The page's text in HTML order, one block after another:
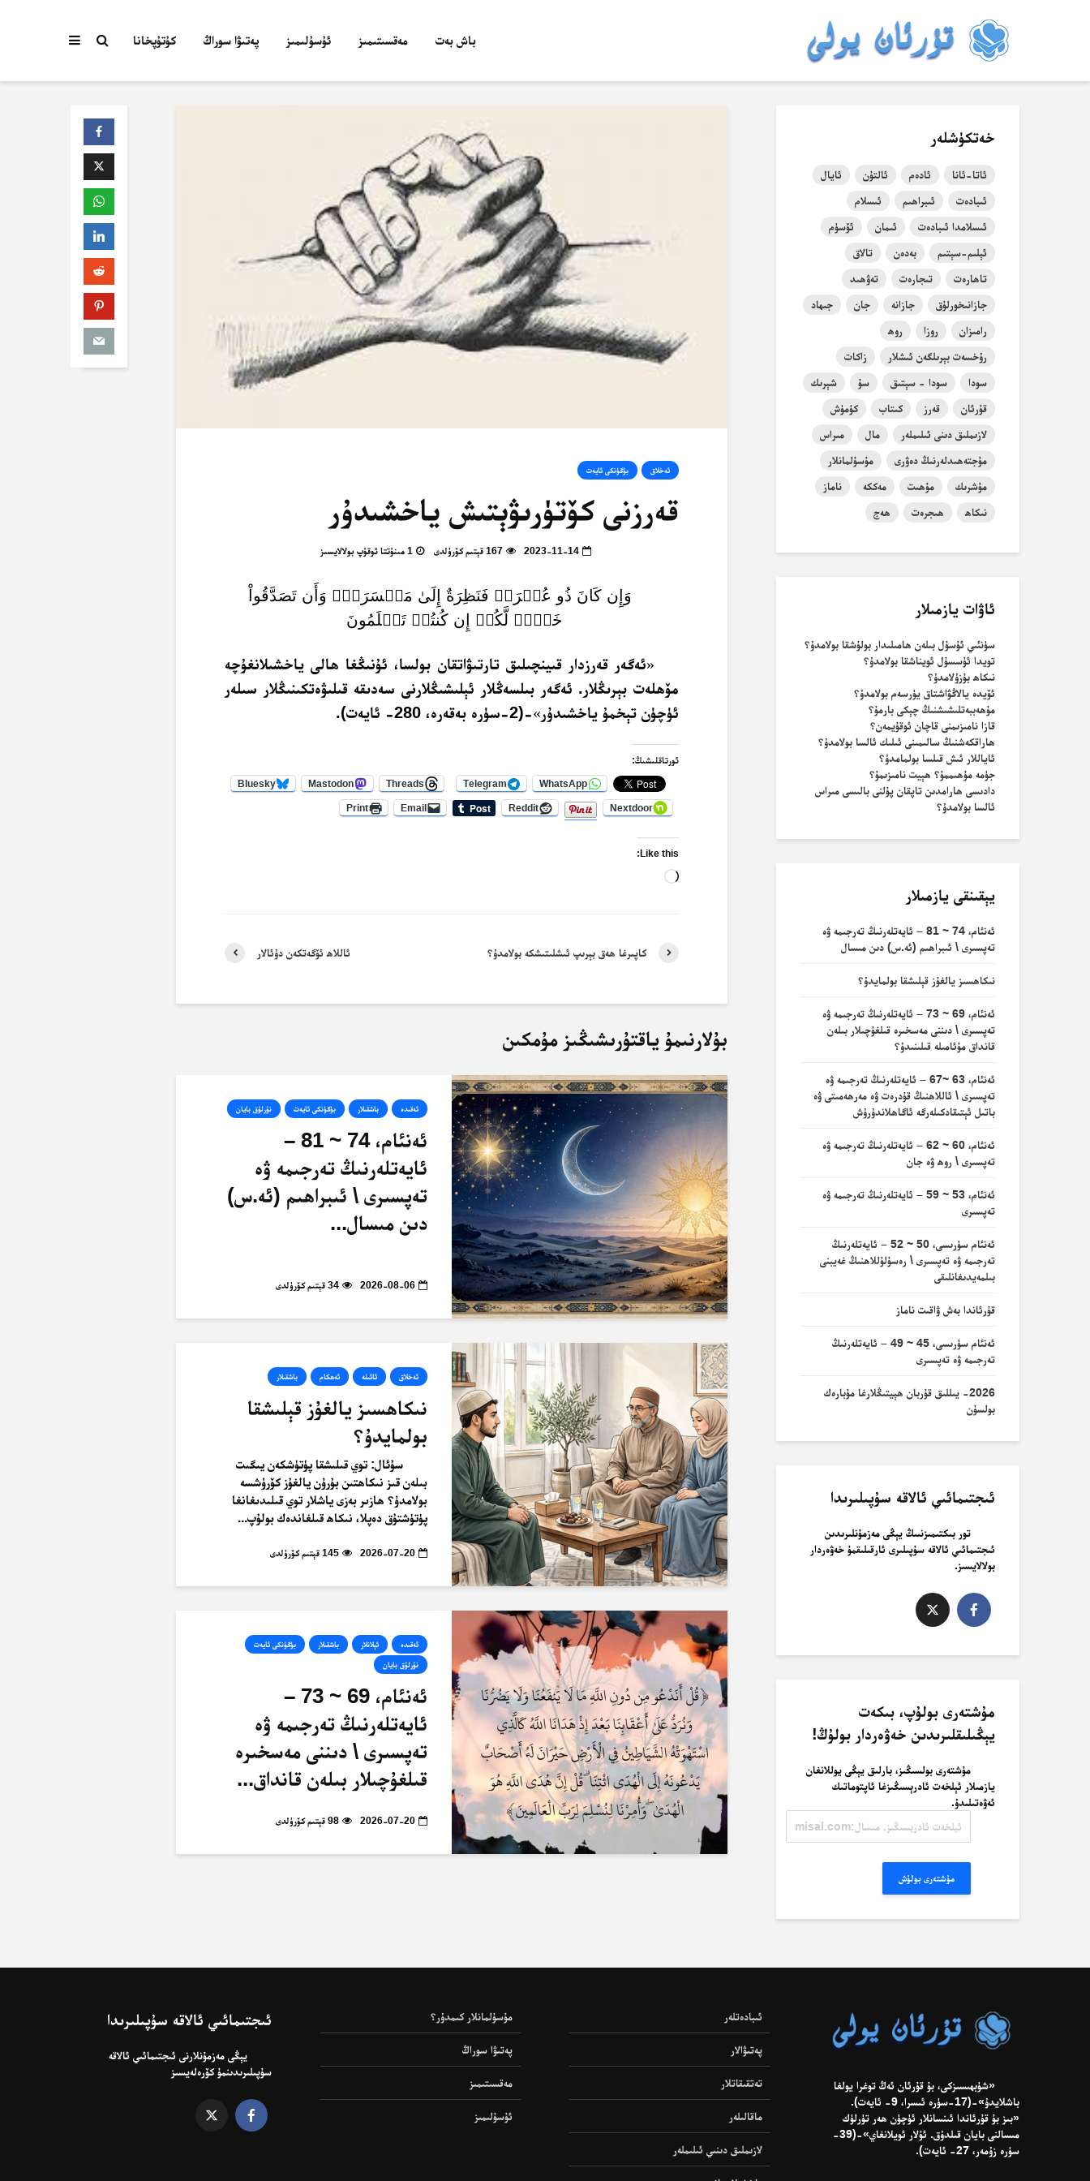
باش بەت مەقسىتىمىز ئۇسۇلىمىز پەتىۋا سوراڭ كۇتۇپخانا
ئەخلاق بۈگۈنكى ئايەت
قەرزنى كۆتۈرىۋېتىش ياخشىدۇر
2023-11-14 167 قېتىم كۆرۈلدى 1 مىنۇتتا ئوقۇپ بولالايسىز
وَإِن كَانَ ذُو عُسۡرَةٖ فَنَظِرَةٌ إِلَىٰ مَيۡسَرَةٖۚ وَأَن تَصَدَّقُواْ
خَيۡرٞ لَّكُمۡ إِن كُنتُمۡ تَعۡلَمُونَ
«ئەگەر قەرزدار قىينچىلىق تارتىۋاتقان بولسا، ئۇنىڭغا ھالى ياخشىلانغۇچە
مۆھلەت بېرىڭلار. ئەگەر بىلسەڭلار ئېلىشىڭلارنى سەدىقە قىلىۋەتكىنىڭلار سىلەر
ئۈچۈن تېخمۇ ياخشىدۇر»-(2-سۈرە بەقەرە، 280- ئايەت).
ئورتاقلىشىڭ:
WhatsApp
Telegram
Threads
Mastodon
Bluesky
Nextdoor
Reddit
Email
Print
Like this:
Loading…
ئاللاھ ئۆگەتكەن دۇئالار كاپىرغا ھەق بېرىپ ئىشلىتىشكە بولامدۇ؟
بۇلارنىمۇ ياقتۇرىشىڭىز مۇمكىن
ئەقىدە باشقىلار بۈگۈنكى ئايەت نۇرلۇق بايان
ئەنئام، 74 ~ 81 –
ئايەتلەرنىڭ تەرجىمە ۋە
تەپسىرى \ ئىبراھىم (ئە.س)
دىن مىسال...
2026-08-06 34 قېتىم كۆرۈلدى
ئەخلاق ئائىلە ئەھكام باشقىلار
نىكاھسىز يالغۇز قېلىشقا
بولمايدۇ؟
سۇئال: توي قىلىشقا پۈتۈشكەن يىگىت
بىلەن قىز نىكاھتىن بۇرۇن يالغۇز كۆرۈشسە
بولامدۇ؟ ھازىر بەزى ياشلار توي قىلىدىغانغا
پۈتۈشتۇق دەپلا، نىكاھ قىلغاندەك بولۇپ...
2026-07-20 145 قېتىم كۆرۈلدى
ئەقىدە ئېلانلار باشقىلار بۈگۈنكى ئايەت
نۇرلۇق بايان
ئەنئام، 69 ~ 73 –
ئايەتلەرنىڭ تەرجىمە ۋە
تەپسىرى \ دىننى مەسخىرە
قىلغۇچىلار بىلەن قانداق...
2026-07-20 98 قېتىم كۆرۈلدى
خەتكۈشلەر
ئاتا-ئانا ئادەم ئالتۇن
ئايال
ئىبادەت
ئىبراھىم
ئىسلام
ئىسلامدا ئىبادەت
ئىمان
ئۆسۈم
ئېلىم-سېتىم
بەدەن
تالاق
تاھارەت
تىجارەت
تەۋھىد
جازانىخورلۇق
جازانە جان
جىھاد
رامىزان
روزا
روھ
رۇخسەت بېرىلگەن ئىشلار
زاكات
سودا
سودا - سېتىق سۇ
شېرىك
قۇرئان
قەرز كىتاب
كۈمۈش
لازىملىق دىنى ئىلىملەر
مال
مىراس
مۇجتەھىدلەرنىڭ دەۋرى
مۇسۇلمانلار
مۇشرىك
مۇھىت مەككە
ناماز
نىكاھ
ھىجرەت ھەج
ئاۋات يازمىلار
سۈنئىي ئۇسۇل بىلەن ھامىلىدار بولۇشقا بولامدۇ؟
تويدا ئۇسسۇل ئويناشقا بولامدۇ؟
نىكاھ بۇزۇلامدۇ؟
ئۆيدە يالاڭۋاشتاق يۈرسەم بولامدۇ؟
مۇھەببەتلىشىشنىڭ چېكى بارمۇ؟
قازا نامىزىمنى قاچان ئوقۇيمەن؟
ھاراقكەشنىڭ سالىمىنى ئىلىك ئالسا بولامدۇ؟
ئاياللار ئىش قىلسا بولمامدۇ؟
جۈمە مۇھىممۇ؟ ھېيت نامىزىمۇ؟
دادىسى ھارامدىن تاپقان پۇلنى بالىسى مىراس
ئالسا بولامدۇ؟
يېقىنقى يازمىلار
ئەنئام، 74 ~ 81 – ئايەتلەرنىڭ تەرجىمە ۋە
تەپسىرى \ ئىبراھىم (ئە.س) دىن مىسال
نىكاھسىز يالغۇز قېلىشقا بولمايدۇ؟
ئەنئام، 69 ~ 73 – ئايەتلەرنىڭ تەرجىمە ۋە
تەپسىرى \ دىننى مەسخىرە قىلغۇچىلار بىلەن
قانداق مۇئامىلە قىلىنىدۇ؟
ئەنئام، 63 ~67 – ئايەتلەرنىڭ تەرجىمە ۋە
تەپسىرى \ ئاللاھنىڭ قۇدرەت ۋە مەرھەمىتى ۋە
باتىل ئېتىقادكىلەرگە ئاگاھلاندۇرۇش
ئەنئام، 60 ~ 62 – ئايەتلەرنىڭ تەرجىمە ۋە
تەپسىرى \ روھ ۋە جان
ئەنئام، 53 ~ 59 – ئايەتلەرنىڭ تەرجىمە ۋە
تەپسىرى
ئەنئام سۈرىسى، 50 ~ 52 – ئايەتلەرنىڭ
تەرجىمە ۋە تەپسىرى \ رەسۇلۇللاھنىڭ غەيبنى
بىلمەيدىغانلىقى
قۇرئاندا بەش ۋاقىت ناماز
ئەنئام سۈرىسى، 45 ~ 49 – ئايەتلەرنىڭ
تەرجىمە ۋە تەپسىرى
2026- يىللىق قۇربان ھېيتىڭلارغا مۇبارەك
بولسۇن
ئىجتىمائىي ئالاقە سۇپىلىرىدا
تور بىكتىمىزنىىڭ يېڭى مەزمۇنلىرىدىن
ئىجتىمائىي ئالاقە سۇپىلىرى ئارقىلىقمۇ خەۋەردار
بولالايسىز.
مۇشتەرى بولۇپ، بىكەت
يېڭىلىقلىرىدىن خەۋەردار بولۇڭ!
مۇشتەرى بولسىڭىز، بارلىق يېڭى يوللانغان
يازمىلار ئېلخەت ئادرېسىڭىزغا ئاپتوماتىك
ئەۋەتىلىدۇ.
ئادرېسىڭىز.
مۇشتەرى بولۇش
«شۈبھىسىزكى، بۇ قۇرئان ئەڭ توغرا يولغا
باشلايدۇ»-(17-سۈرە ئىسرا، 9- ئايەت).
«بىز بۇ قۇرئاندا ئىنسانلار ئۈچۈن ھەر تۈرلۈك
مىسالنى بايان قىلدۇق. ئۇلار ئويلانغاي»-(39-
سۈرە زۇمەر، 27- ئايەت).
ئىبادەتلەر
پەتىۋالار
تەتقىقاتلار
ماقالىلەر
لازىملىق دىنىي ئىلىملەر
مۇسۇلمانلار كىمدۇر؟
پەتىۋا سوراڭ
مەقسىتىمىز
ئۇسۇلىمىز
ئىجتىمائىي ئالاقە سۇپىلىرىدا
يېڭى مەزمۇنلارنى ئىجتىمائىي ئالاقە
سۇپىلىرىدىنمۇ كۆرەلەيسىز